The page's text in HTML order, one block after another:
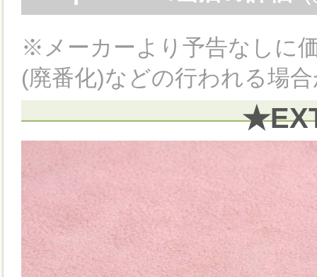
※メーカーより予告なしに
(廃番化)などの行われる場